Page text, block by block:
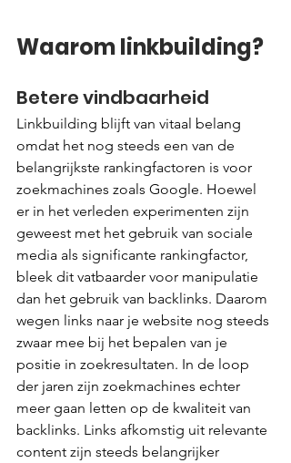
Waarom linkbuilding?
Betere vindbaarheid
Linkbuilding blijft van vitaal belang
omdat het nog steeds een van de
belangrijkste rankingfactoren is voor
zoekmachines zoals Google. Hoewel
er in het verleden experimenten zijn
geweest met het gebruik van sociale
media als significante rankingfactor,
bleek dit vatbaarder voor manipulatie
dan het gebruik van backlinks. Daarom
wegen links naar je website nog steeds
zwaar mee bij het bepalen van je
positie in zoekresultaten. In de loop
der jaren zijn zoekmachines echter
meer gaan letten op de kwaliteit van
backlinks. Links afkomstig uit relevante
content zijn steeds belangrijker